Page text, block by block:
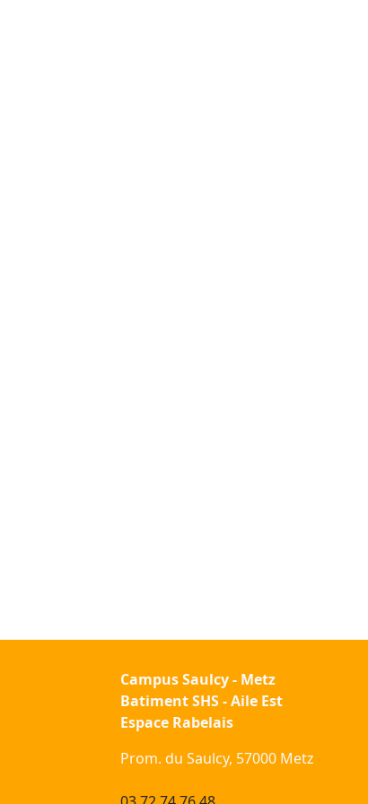
Campus Saulcy - Metz
Batiment SHS - Aile Est
Espace Rabelais
Prom. du Saulcy, 57000 Metz